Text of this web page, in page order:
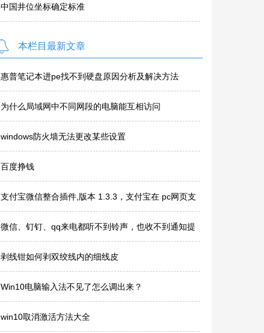
内容时出..
中国井位坐标确定标准
本栏目最新文章
惠普笔记本进pe找不到硬盘原因分析及解决方法
为什么局域网中不同网段的电脑能互相访问
windows防火墙无法更改某些设置
百度挣钱
支付宝微信整合插件,版本 1.3.3，支付宝在 pc网页支
付,回调成功后..
微信、钉钉、qq来电都听不到铃声，也收不到通知提
醒，只有进入软..
剥线钳如何剥双绞线内的细线皮
Win10电脑输入法不见了怎么调出来？
win10取消激活方法大全